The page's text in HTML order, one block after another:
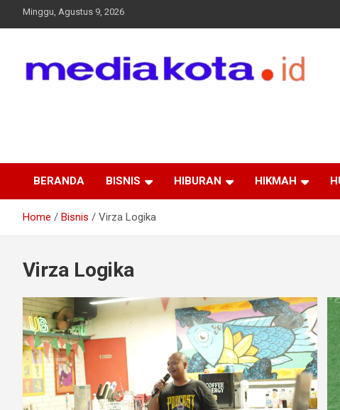
Minggu, Agustus 9, 2026
BERANDA BISNIS HIBURAN HIKMAH
Home Bisnis Virza Logika
Virza Logika